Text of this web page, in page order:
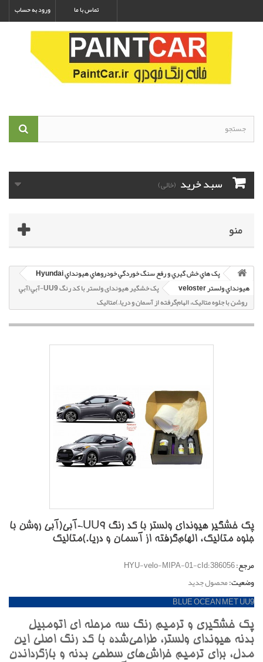
ورود به حساب تماس با ما
سبد خرید (خالی)
منو
پک هاي خش گيري و رفع سنگ خوردگي خودروهاي هيونداي Hyundai
هيونداي ولستر veloster
پک خشگير هیوندای ولستر با کد رنگ UU9-آبي(آبي
روشن با جلوه متاليک، الهام‌گرفته از آسمان و دريا.)متاليک
پک خشگير هیوندای ولستر با کد رنگ UU9-آبي(آبي روشن با
جلوه متاليک، الهام‌گرفته از آسمان و دريا.)متاليک
مرجع:HYU-velo-MIPA-01-cId:386056
وضعیت:محصول جدید
BLUE OCEAN MET UU9
پک خشگيري و ترميم رنگ سه مرحله اي اتومبيل
بدنه هيونداي ولستر، طراحي‌شده با کد رنگ اصلي اين
مدل، براي ترميم خراش‌هاي سطحي بدنه و بازگرداندن